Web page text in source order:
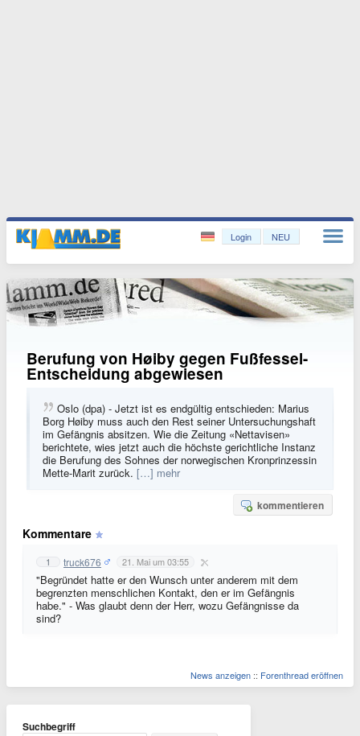
Login NEU
Berufung von Høiby gegen Fußfessel-
Entscheidung abgewiesen
Oslo (dpa) - Jetzt ist es endgültig entschieden: Marius
Borg Høiby muss auch den Rest seiner Untersuchungshaft
im Gefängnis absitzen. Wie die Zeitung «Nettavisen»
berichtete, wies jetzt auch die höchste gerichtliche Instanz
die Berufung des Sohnes der norwegischen Kronprinzessin
Mette-Marit zurück. […] mehr
kommentieren
Kommentare
1 truck676 21. Mai um 03:55
"Begründet hatte er den Wunsch unter anderem mit dem
begrenzten menschlichen Kontakt, den er im Gefängnis
habe." - Was glaubt denn der Herr, wozu Gefängnisse da
sind?
News anzeigen :: Forenthread eröffnen
Suchbegriff